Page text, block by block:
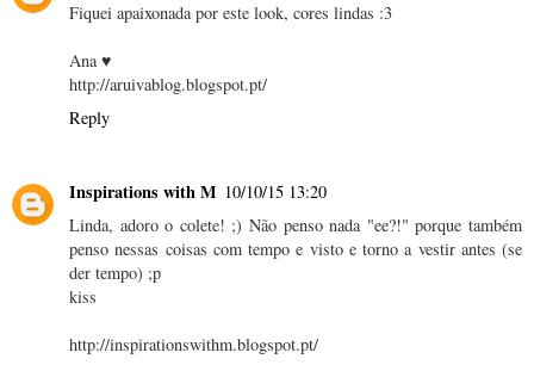
Fiquei apaixonada por este look, cores lindas :3
Ana ♥
http://aruivablog.blogspot.pt/
Reply
Inspirations with M 10/10/15 13:20
Linda, adoro o colete! ;) Não penso nada "ee?!" porque também
penso nessas coisas com tempo e visto e torno a vestir antes (se
der tempo) ;p
kiss
http://inspirationswithm.blogspot.pt/